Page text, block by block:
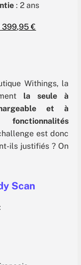
: 2 ans
399,95 €
Withings, la
la seule à
et à
est donc
ils justifiés ? On
Scan